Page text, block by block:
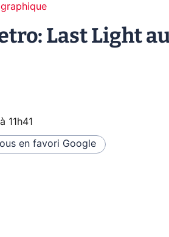
Last Light
11h41
en favori Google